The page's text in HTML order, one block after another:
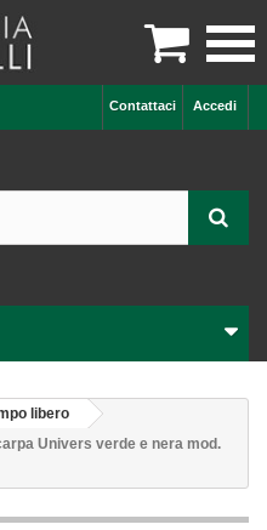

Accedi
Contattaci
libero
Univers verde e nera mod.